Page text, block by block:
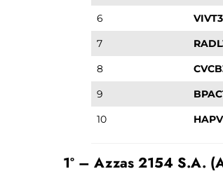
6
VIVT3
7
8
9
10
1º – Azzas 2154 S.A.